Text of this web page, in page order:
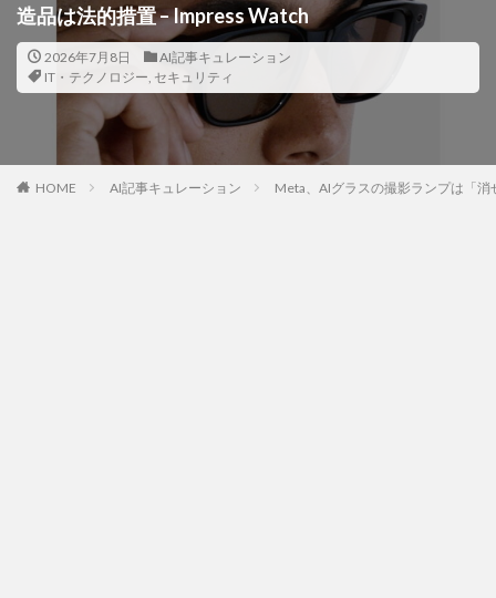
造品は法的措置 – Impress Watch
2026年7月8日
AI記事キュレーション
IT・テクノロジー, セキュリティ
HOME AI記事キュレーション Meta、AIグラスの撮影ランプは「